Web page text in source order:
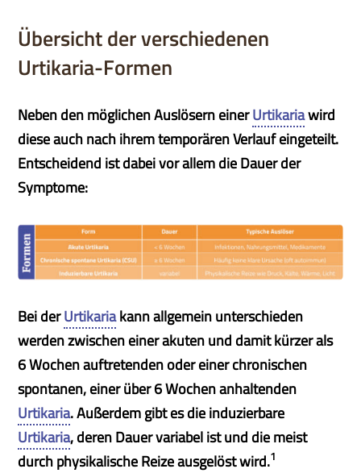
Übersicht der verschiedenen
Urtikaria-Formen
Neben den möglichen Auslösern einerUrtikariawird
diese auch nach ihrem temporären Verlauf eingeteilt.
Entscheidend ist dabei vor allem die Dauer der
Symptome:
Bei derUrtikariakann allgemein unterschieden
werden zwischen einer akuten und damit kürzer als
6 Wochen auftretenden oder einer chronischen
spontanen, einer über 6 Wochen anhaltenden
Urtikaria. Außerdem gibt es die induzierbare
Urtikaria, deren Dauer variabel ist und die meist
durch physikalische Reize ausgelöst wird.1